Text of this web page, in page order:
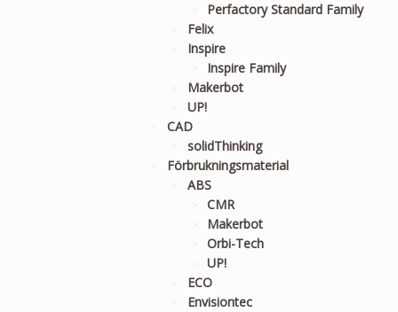
Perfactory Standard Family
Felix
Inspire
Inspire Family
Makerbot
UP!
CAD
solidThinking
Förbrukningsmaterial
ABS
CMR
Makerbot
Orbi-Tech
UP!
ECO
Envisiontec